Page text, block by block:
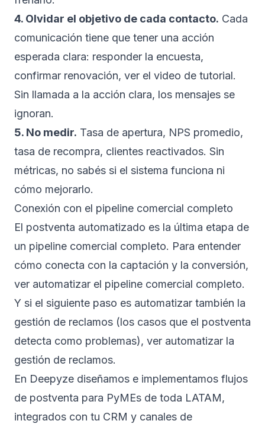
4. Olvidar el objetivo de cada contacto. Cada
comunicación tiene que tener una acción
esperada clara: responder la encuesta,
confirmar renovación, ver el video de tutorial.
Sin llamada a la acción clara, los mensajes se
ignoran.
5. No medir. Tasa de apertura, NPS promedio,
tasa de recompra, clientes reactivados. Sin
métricas, no sabés si el sistema funciona ni
cómo mejorarlo.
Conexión con el pipeline comercial completo
El postventa automatizado es la última etapa de
un pipeline comercial completo. Para entender
cómo conecta con la captación y la conversión,
ver automatizar el pipeline comercial completo.
Y si el siguiente paso es automatizar también la
gestión de reclamos (los casos que el postventa
detecta como problemas), ver automatizar la
gestión de reclamos.
En Deepyze diseñamos e implementamos flujos
de postventa para PyMEs de toda LATAM,
integrados con tu CRM y canales de